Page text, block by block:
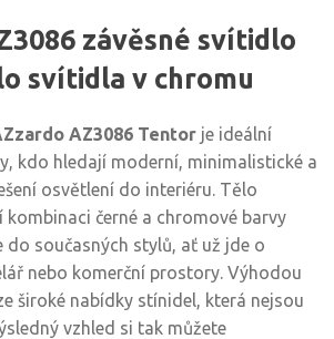
závěsné svítidlo
svítidla v chromu
AZ3086 Tentor je ideální
kdo hledají moderní, minimalistické a
osvětlení do interiéru. Tělo
kombinaci černé a chromové barvy
do současných stylů, ať už jde o
nebo komerční prostory. Výhodou
široké nabídky stínidel, která nejsou
vzhled si tak můžete